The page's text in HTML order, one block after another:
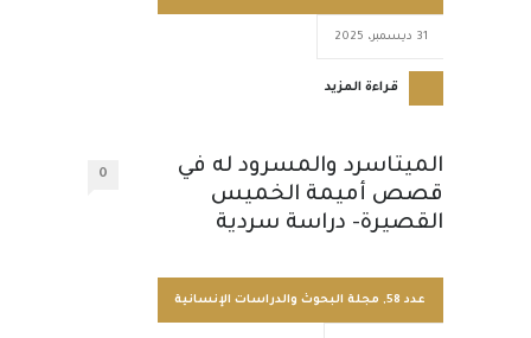
31 ديسمبر، 2025
قراءة المزيد
الميتاسرد والمسرود له في
قصص أميمة الخميس
القصيرة- دراسة سردية
0
عدد 58 , مجلة البحوث والدراسات الإنسانية